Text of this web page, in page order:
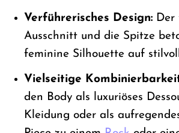
Verführerisches Design:Der
Ausschnitt und die Spitze
feminine Silhouette auf
Vielseitige
den Body als luxuriöses
Kleidung oder als